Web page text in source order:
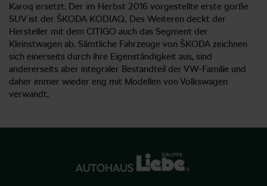
Karoq ersetzt. Der im Herbst 2016 vorgestellte erste gorße
SUV ist der ŠKODA KODIAQ. Des Weiteren deckt der
Hersteller mit dem CITIGO auch das Segment der
Kleinstwagen ab. Sämtliche Fahrzeuge von ŠKODA zeichnen
sich einerseits durch ihre Eigenständigkeit aus, sind
andererseits aber integraler Bestandteil der VW-Familie und
daher immer wieder eng mit Modellen von Volkswagen
verwandt.